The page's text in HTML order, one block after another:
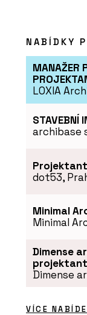
NABÍDKY
MANAŽER
LOXIA
STAVEBNÍ
archibase
dot53,
Minimal
Minimal
Dimense
Dimense
VÍCE